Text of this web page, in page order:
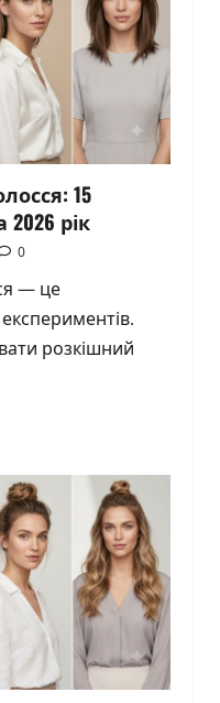
15
рік
0
— це
розкішний